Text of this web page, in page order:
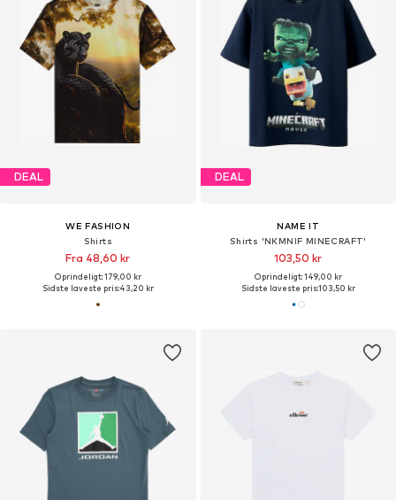
DEAL
WE FASHION
Shirts
Fra 48,60 kr
Oprindeligt: 179,00 kr
Sidste laveste pris:43,20 kr
DEAL
NAME IT
Shirts 'NKMNIF MINECRAFT'
103,50 kr
Oprindeligt: 149,00 kr
Sidste laveste pris:103,50 kr